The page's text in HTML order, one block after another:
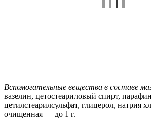
Вспомогательные вещества в составе
вазелин, цетостеариловый спирт,
цетилстеарилсульфат, глицерол, натрия
очищенная — до 1 г.